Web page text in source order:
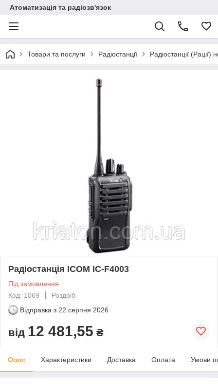
Атоматизація та радіозв'язок
Товари та послуги Радіостанції Радіостанції (Рації)
Радіостанція ICOM IC-F4003
Під замовлення
Код: 1069
Роздріб
Відправка з 22 серпня 2026
від 12 481,55 ₴
Опис Характеристики Доставка Оплата Умови